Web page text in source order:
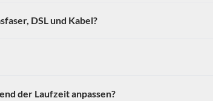
DSL und Kabel?
der Laufzeit anpassen?